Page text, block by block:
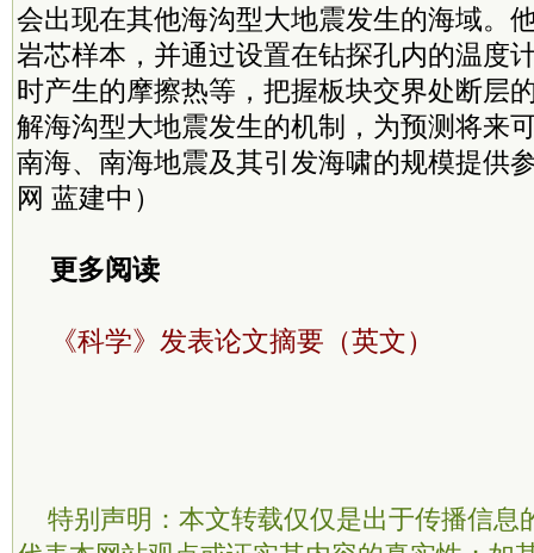
会出现在其他海沟型大地震发生的海域。
岩芯样本，并通过设置在钻探孔内的温度
时产生的摩擦热等，把握板块交界处断层
解海沟型大地震发生的机制，为预测将来
南海、南海地震及其引发海啸的规模提供
网 蓝建中）
更多阅读
《科学》发表论文摘要（英文）
特别声明：本文转载仅仅是出于传播信息